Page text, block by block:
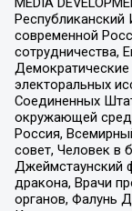
Республиканский
современной
сотрудничества,
электоральных
Соединенных
окружающей
Россия,
совет, Человек в
Джеймстаунский
дракона, Врачи
органов, Фалунь